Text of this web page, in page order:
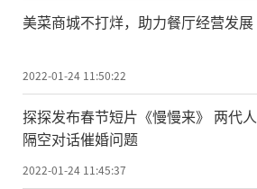
美菜商城不打烊，助力餐厅经营发展
2022-01-24 11:50:22
探探发布春节短片《慢慢来》 两代人
隔空对话催婚问题
2022-01-24 11:45:37